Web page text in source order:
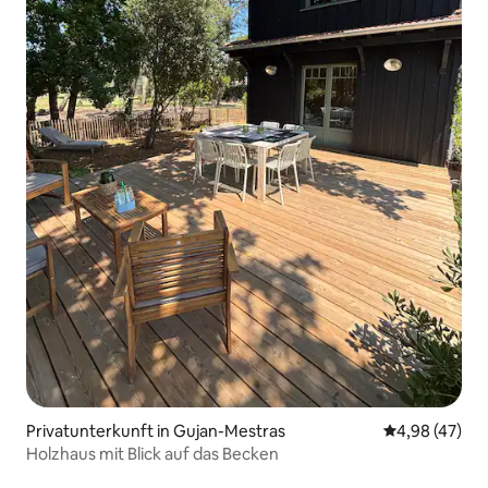
Privatunterkunft in Gujan-Mestras
4,98 (47)
Holzhaus mit Blick auf das Becken